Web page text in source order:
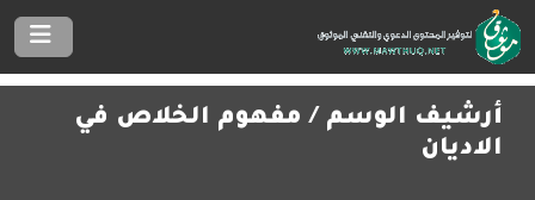
أرشيف الوسم / مفهوم الخلاص في
الاديان